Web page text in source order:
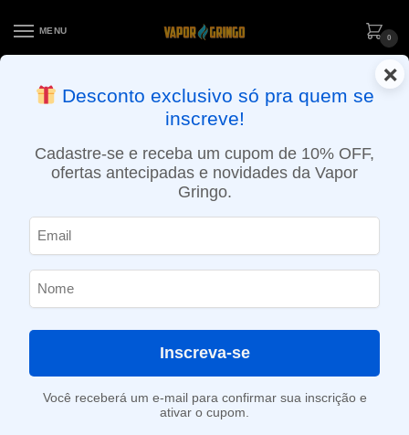
MENU
0
ENTREGA NO MESMO DIA EM SÃO PAULO (SEG A SEX): PEDIDOS
APROVADOS ATÉ 15:30 VIA MOTOBOY
×
Desconto exclusivo só pra quem se
inscreve!
Cadastre-se e receba um cupom de 10% OFF,
ofertas antecipadas e novidades da Vapor
Gringo.
Inscreva-se
Você receberá um e-mail para confirmar sua inscrição e
ativar o cupom.